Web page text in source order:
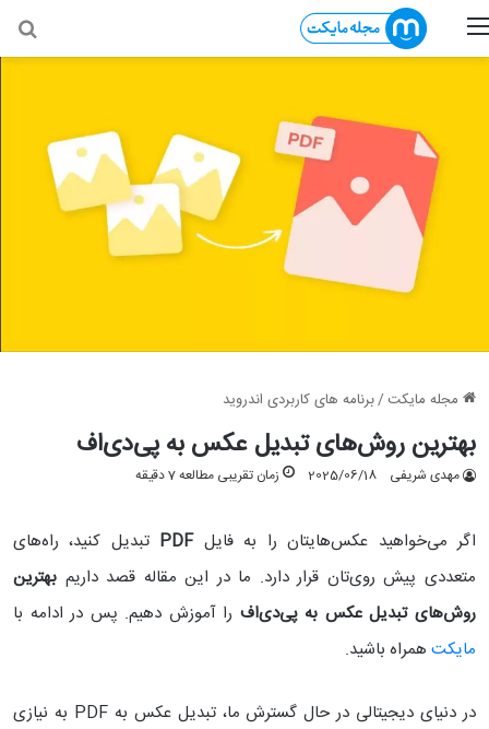
منو
مجله مایکت /برنامه های کاربردی اندروید
بهترین روش‌های تبدیل عکس به پی‌دی‌اف
مهدی شریفی 2025/06/18 زمان تقریبی مطالعه 7 دقیقه
اگر می‌خواهید عکس‌هایتان را به فایلPDF تبدیل کنید، راه‌های
متعددی پیش روی‌تان قرار دارد. ما در این مقاله قصد داریم بهترین
روش‌های تبدیل عکس به پی‌دی‌اف را آموزش دهیم. پس در ادامه با
مایکت همراه باشید.
در دنیای دیجیتالی در حال گسترش ما، تبدیل عکس به PDF به نیازی